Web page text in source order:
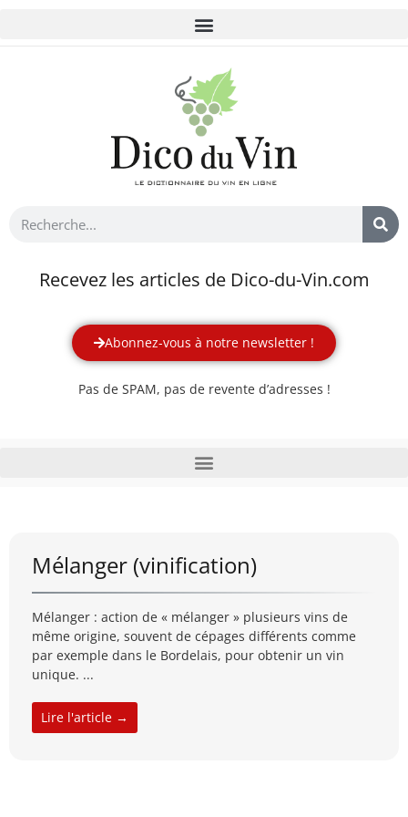
Recevez les articles de Dico-du-Vin.com
Abonnez-vous à notre newsletter !
Pas de SPAM, pas de revente d’adresses !
Mélanger (vinification)
Mélanger : action de « mélanger » plusieurs vins de
même origine, souvent de cépages différents comme
par exemple dans le Bordelais, pour obtenir un vin
unique. ...
Lire l'article →